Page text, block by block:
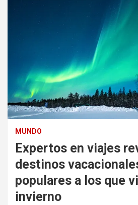
MUNDO
Expertos en viajes
destinos
populares a los que
invierno